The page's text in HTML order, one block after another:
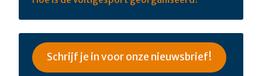
Schrijf je in voor onze nieuwsbrief!